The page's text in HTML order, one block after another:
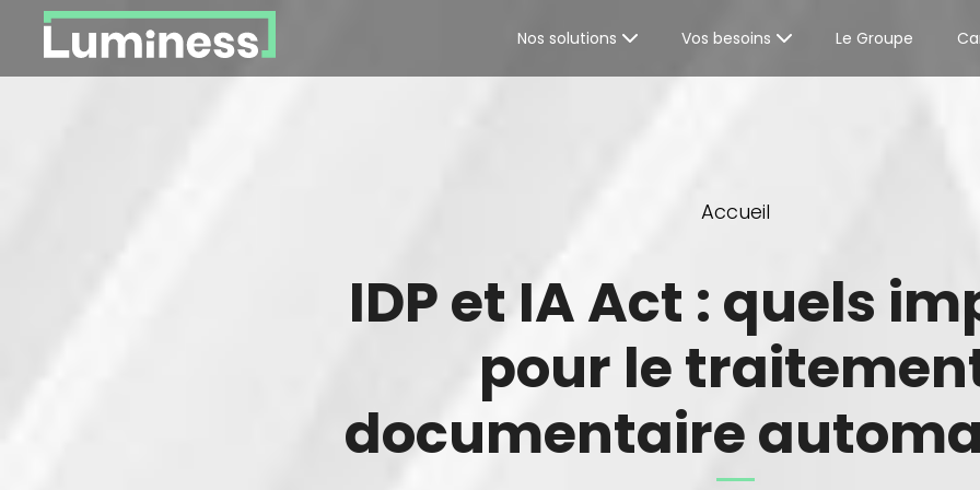
Nos solutions Vos besoins Le Groupe
Accueil
IDP et IA Act : quels
pour le
documentaire
Panneau de gestion des cookies